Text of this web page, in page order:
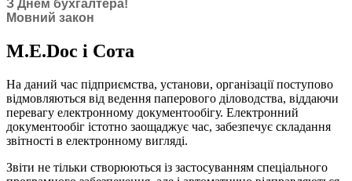
З Днем бухгалтера!
Мовний закон
M.E.Doc і Сота
На даний час підприємства, установи, організації поступово
відмовляються від ведення паперового діловодства, віддаючи
перевагу електронному документообігу. Електронний
документообіг істотно заощаджує час, забезпечує складання
звітності в електронному вигляді.
Звіти не тільки створюються із застосуванням спеціального